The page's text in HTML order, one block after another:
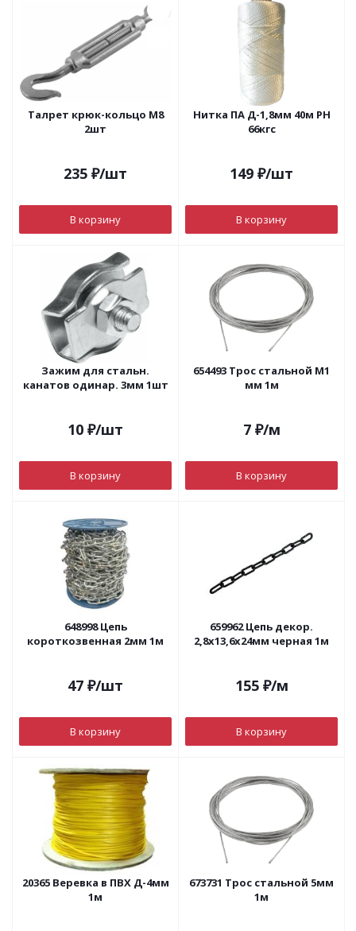
Талрет крюк-кольцо М8
2шт
235 ₽/шт
В корзину
Нитка ПА Д-1,8мм 40м РН
66кгс
149 ₽/шт
В корзину
Зажим для стальн.
канатов одинар. 3мм 1шт
10 ₽/шт
В корзину
654493 Трос стальной М1
мм 1м
7₽/м
В корзину
648998 Цепь
короткозвенная 2мм 1м
47 ₽/шт
В корзину
659962 Цепь декор.
2,8х13,6х24мм черная 1м
155₽/м
В корзину
20365 Веревка в ПВХ Д-4мм
1м
673731 Трос стальной 5мм
1м